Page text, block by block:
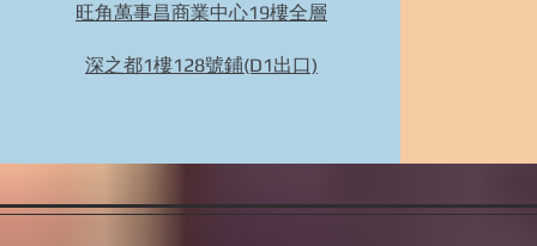
Bidhongkong.com 66girls韓國衣服,配飾 -
66girls韓國各大官網代購, 旺角交收, 韓國代購
旺角萬事昌商業中心19樓全層
深之都1樓128號鋪(D1出口)